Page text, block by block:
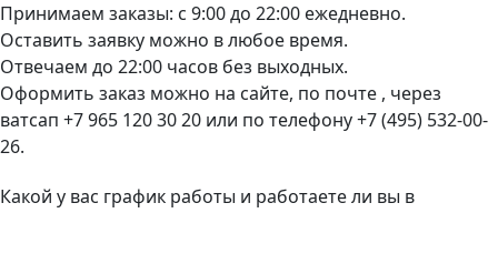
Принимаем заказы: с 9:00 до 22:00 ежедневно.
Оставить заявку можно в любое время.
Отвечаем до 22:00 часов без выходных.
Оформить заказ можно на сайте, по почте , через
ватсап +7 965 120 30 20 или по телефону +7 (495) 532-00-
26.
Какой у вас график работы и работаете ли вы в